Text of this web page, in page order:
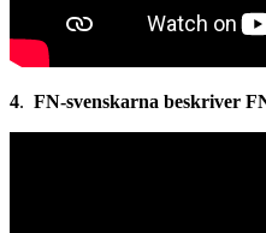
4. FN-svenskarna beskriver